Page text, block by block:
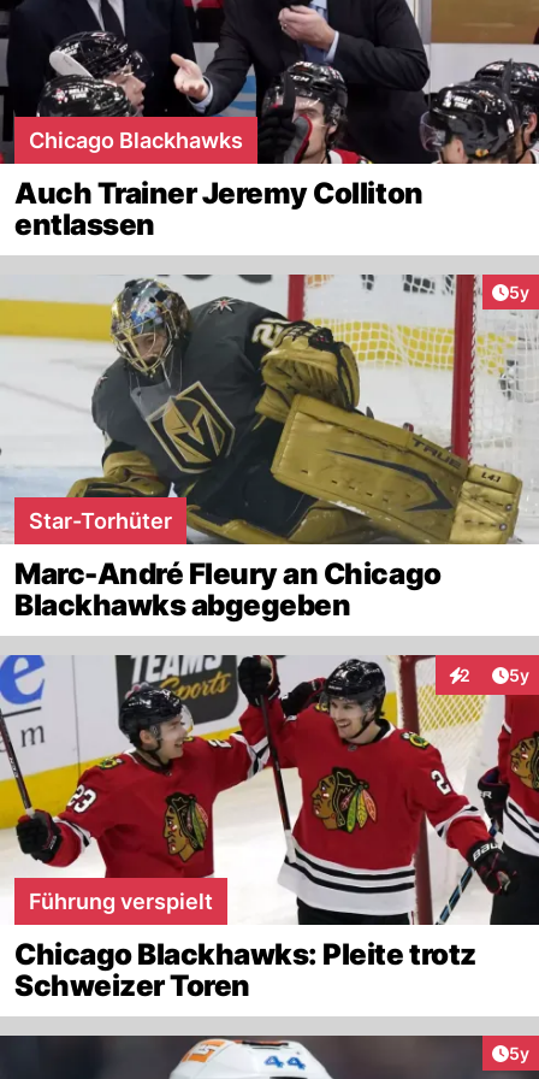
Chicago Blackhawks
Auch Trainer Jeremy Colliton
entlassen
5y
Star-Torhüter
Marc-André Fleury an Chicago
Blackhawks abgegeben
2 5y
Führung verspielt
Chicago Blackhawks: Pleite trotz
Schweizer Toren
5y